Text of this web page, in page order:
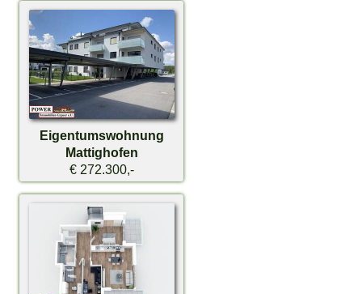
Eigentumswohnung
Mattighofen
€ 272.300,-